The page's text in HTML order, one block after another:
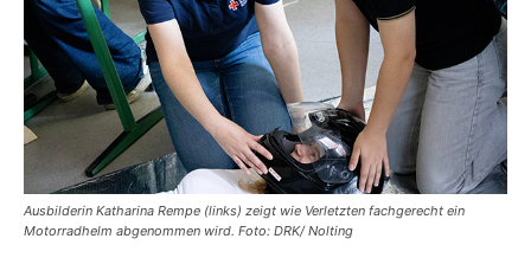
Ausbilderin Katharina Rempe (links) zeigt wie Verletzten fachgerecht ein
Motorradhelm abgenommen wird. Foto: DRK/ Nolting